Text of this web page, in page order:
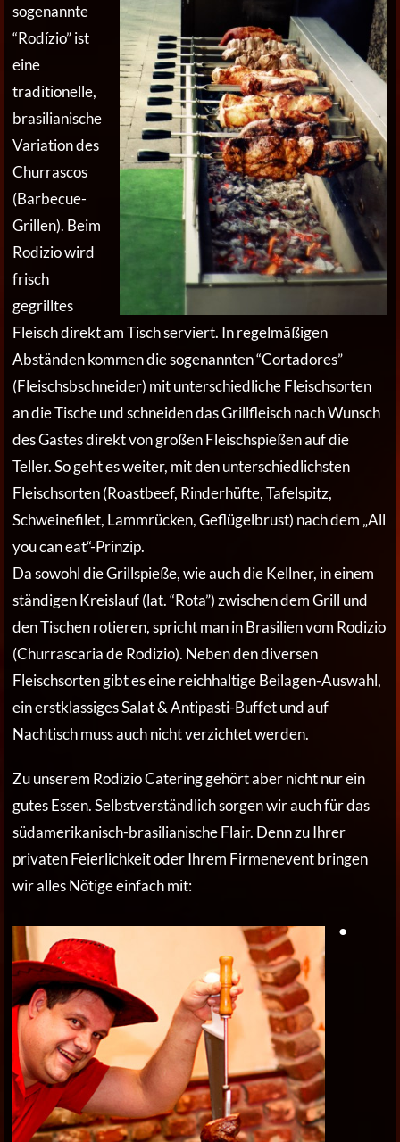
sogenannte
“Rodízio” ist
eine
traditionelle,
brasilianische
Variation des
Churrascos
(Barbecue-
Grillen). Beim
Rodizio wird
frisch
gegrilltes
Fleisch direkt am Tisch serviert. In regelmäßigen
Abständen kommen die sogenannten “Cortadores”
(Fleischsbschneider) mit unterschiedliche Fleischsorten
an die Tische und schneiden das Grillfleisch nach Wunsch
des Gastes direkt von großen Fleischspießen auf die
Teller. So geht es weiter, mit den unterschiedlichsten
Fleischsorten (Roastbeef, Rinderhüfte, Tafelspitz,
Schweinefilet, Lammrücken, Geflügelbrust) nach dem „All
you can eat“-Prinzip.
Da sowohl die Grillspieße, wie auch die Kellner, in einem
ständigen Kreislauf (lat. “Rota”) zwischen dem Grill und
den Tischen rotieren, spricht man in Brasilien vom Rodizio
(Churrascaria de Rodizio). Neben den diversen
Fleischsorten gibt es eine reichhaltige Beilagen-Auswahl,
ein erstklassiges Salat & Antipasti-Buffet und auf
Nachtisch muss auch nicht verzichtet werden.
Zu unserem Rodizio Catering gehört aber nicht nur ein
gutes Essen. Selbstverständlich sorgen wir auch für das
südamerikanisch-brasilianische Flair. Denn zu Ihrer
privaten Feierlichkeit oder Ihrem Firmenevent bringen
wir alles Nötige einfach mit:
●